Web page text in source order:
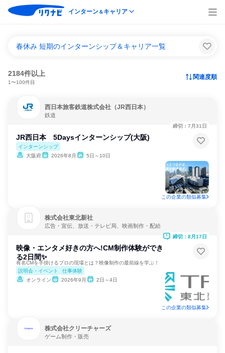
インターン＆キャリア
春休み 短期のインターンシップ＆キャリア一覧
2184件以上
1〜100件目
関連度順
西日本旅客鉄道株式会社（JR西日本）
鉄道
JR西日本 5Daysインターンシップ(大阪)
インターンシップ
大阪府
2026年8月 5日～10日
締切：7月31日
この企業の類似募集
株式会社東北新社
広告・宣伝、放送・テレビ局、映画制作・配給
映像・エンタメ好きの方へ!CM制作体験ができ
る2日間✨
有名CMを手掛けるプロの現場とは？映像制作の最前線を学ぶ！
説明会・イベント
仕事体験
オンライン
2026年9月 2日～4日
締切：8月17日
この企業の類似募集
株式会社クリーチャーズ
ゲーム制作・販売